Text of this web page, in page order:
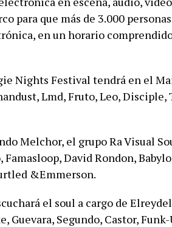
para que más de 3.000
en un horario
Nights Festival tendrá en el
Lmd, Fruto, Leo, Disciple,
Melchor, el grupo Ra Visual
David Rondon,
&Emmerson.
el soul a cargo de
Guevara, Segundo, Castor,